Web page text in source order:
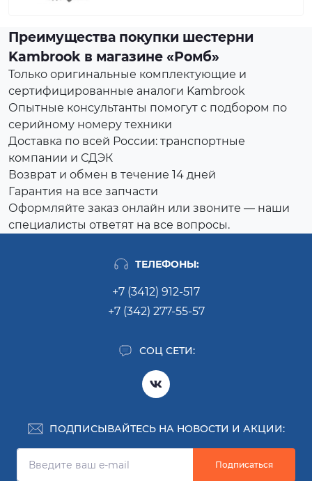
Преимущества покупки шестерни
Kambrook в магазине «Ромб»
Только оригинальные комплектующие и
сертифицированные аналоги Kambrook
Опытные консультанты помогут с подбором по
серийному номеру техники
Доставка по всей России: транспортные
компании и СДЭК
Возврат и обмен в течение 14 дней
Гарантия на все запчасти
Оформляйте заказ онлайн или звоните — наши
специалисты ответят на все вопросы.
ТЕЛЕФОНЫ:
+7 (3412) 912-517
+7 (342) 277-55-57
СОЦ СЕТИ:
ПОДПИСЫВАЙТЕСЬ НА НОВОСТИ И АКЦИИ:
Подписаться